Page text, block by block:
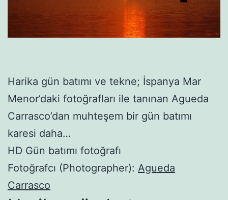
Harika gün batımı ve tekne; İspanya Mar
Menor’daki fotoğrafları ile tanınan Agueda
Carrasco’dan muhteşem bir gün batımı
karesi daha…
HD Gün batımı fotoğrafı
Fotoğrafcı (Photographer): Agueda
Carrasco